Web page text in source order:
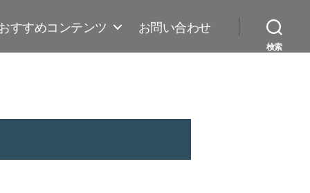
すすめコンテンツ お問い合わせ
検索